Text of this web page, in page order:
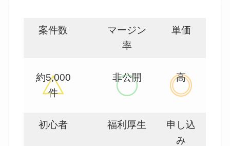
案件数
マージン
率
単価
約5,000
件
非公開 高
初心者 福利厚生
申し込
み